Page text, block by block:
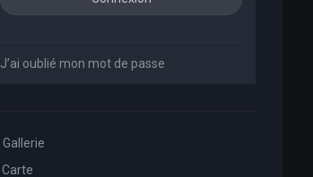
J’ai oublié mon mot de passe
Gallerie
Carte